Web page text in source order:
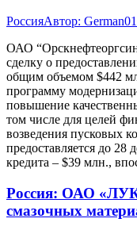
РоссияАвтор: German
ОАО
сделку о
общим объемом $442
программу
повышение
том числе для целей
возведения пусковых
предоставляется до 28
кредита – $39 млн.,
Россия: ОАО
смазочных